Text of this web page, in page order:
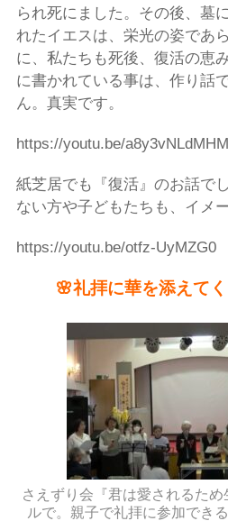
られ死にました。その後、墓
れたイエスは、栄光の姿であ
に、私たちも死後、復活の恵
に書かれている事は、作り話
ん。真実です。
https://youtu.be/a8y3vNLdMHM
紙芝居でも『復活』のお話で
ない方や子どもたちも、イメ
https://youtu.be/otfz-UyMZG0
🌸礼拝に華を添えて
さえずり会『君は愛されるた
ルで。親子で礼拝に参加でき